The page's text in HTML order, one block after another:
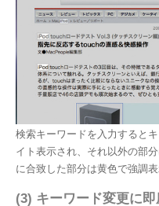
検索キーワードを入力すると
イト表示され、それ以外の部
に合致した部分は黄色で強調
(3) キーワード変更に